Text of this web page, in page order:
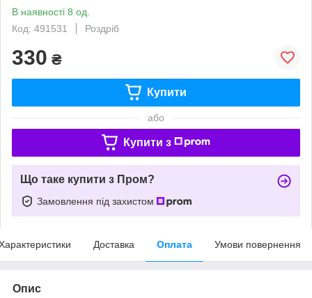
В наявності 8 од.
Код: 491531
Роздріб
330 ₴
Купити
або
Купити з
Що таке купити з Пром?
Замовлення під захистом
Доставка Оплата Умови повернення
Опис